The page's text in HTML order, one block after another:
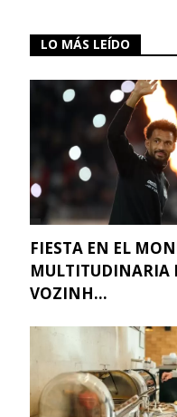
LO MÁS LEÍDO
FIESTA EN EL
MULTITUDINARIA
VOZINH...